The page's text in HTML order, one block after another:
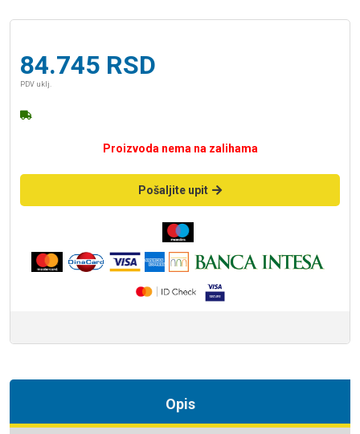
84.745 RSD
PDV uklj.
Proizvoda nema na zalihama
Pošaljite upit
Opis